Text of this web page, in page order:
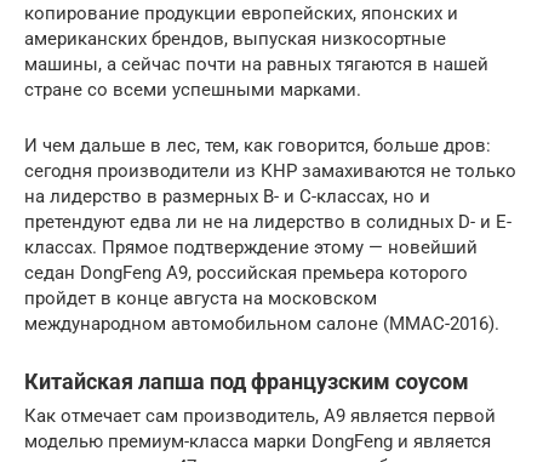
копирование продукции европейских, японских и
американских брендов, выпуская низкосортные
машины, а сейчас почти на равных тягаются в нашей
стране со всеми успешными марками.
И чем дальше в лес, тем, как говорится, больше дров:
сегодня производители из КНР замахиваются не только
на лидерство в размерных B- и С-классах, но и
претендуют едва ли не на лидерство в солидных D- и E-
классах. Прямое подтверждение этому — новейший
седан DongFeng A9, российская премьера которого
пройдет в конце августа на московском
международном автомобильном салоне (ММАС-2016).
Китайская лапша под французским соусом
Как отмечает сам производитель, A9 является первой
моделью премиум-класса марки DongFeng и является